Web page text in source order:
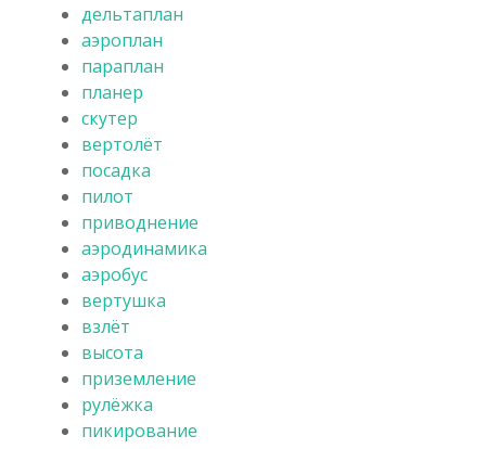
дельтаплан
аэроплан
параплан
планер
скутер
вертолёт
посадка
пилот
приводнение
аэродинамика
аэробус
вертушка
взлёт
высота
приземление
рулёжка
пикирование